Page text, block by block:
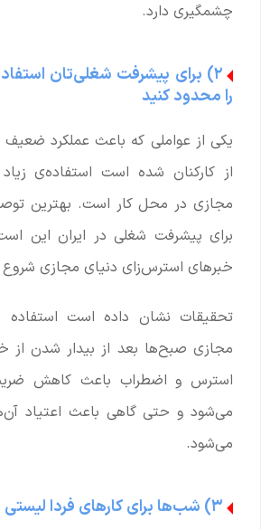
چشمگیری دارد.
۲) برای پیشرفت شغلی‌تان
را محدود کنید
یکی از عواملی که باعث عملکرد ضعیف
از کارکنان شده است استفاده‌ی
مجازی در محل کار است. بهترین
برای پیشرفت شغلی در ایران این
خبرهای استرس‌زای دنیای مجازی شروع
تحقیقات نشان داده است استفاده
مجازی صبح‌ها بعد از بیدار شدن از
استرس و اضطراب باعث کاهش
می‌شود و حتی گاهی باعث اعتیاد
می‌شود.
۳) شب‌ها برای کارهای فردا لیستی تهیه کنید